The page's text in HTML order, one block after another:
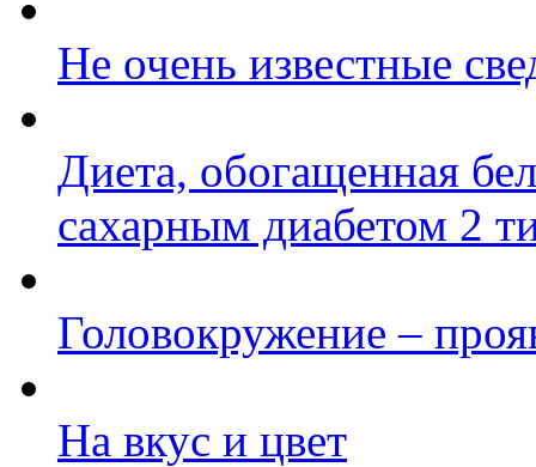
Не очень известные
Диета, обогащенная
сахарным диабетом 2
Головокружение –
На вкус и цвет